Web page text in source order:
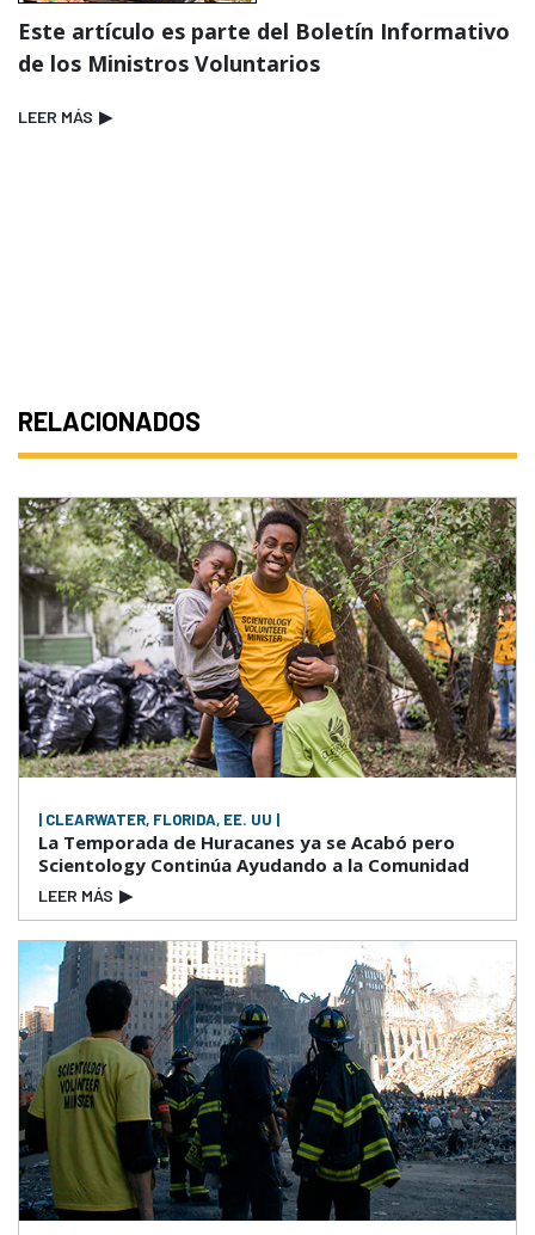
Este artículo es parte del Boletín Informativo
de los Ministros Voluntarios
LEER MÁS ▶
RELACIONADOS
| CLEARWATER, FLORIDA, EE. UU |
La Temporada de Huracanes ya se Acabó pero
Scientology Continúa Ayudando a la Comunidad
LEER MÁS ▶